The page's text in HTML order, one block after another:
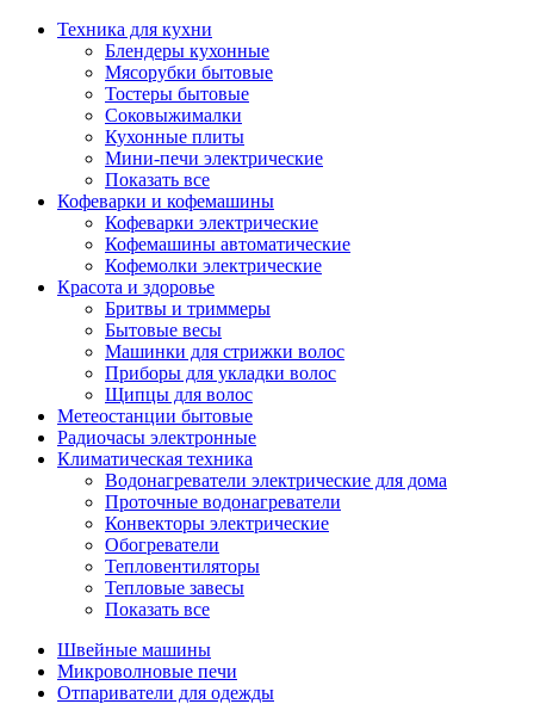
Техника для кухни
Блендеры кухонные
Мясорубки бытовые
Тостеры бытовые
Соковыжималки
Кухонные плиты
Мини-печи электрические
Показать все
Кофеварки и кофемашины
Кофеварки электрические
Кофемашины автоматические
Кофемолки электрические
Красота и здоровье
Бритвы и триммеры
Бытовые весы
Машинки для стрижки волос
Приборы для укладки волос
Щипцы для волос
Метеостанции бытовые
Радиочасы электронные
Климатическая техника
Водонагреватели электрические для дома
Проточные водонагреватели
Конвекторы электрические
Обогреватели
Тепловентиляторы
Тепловые завесы
Показать все
Швейные машины
Микроволновые печи
Отпариватели для одежды